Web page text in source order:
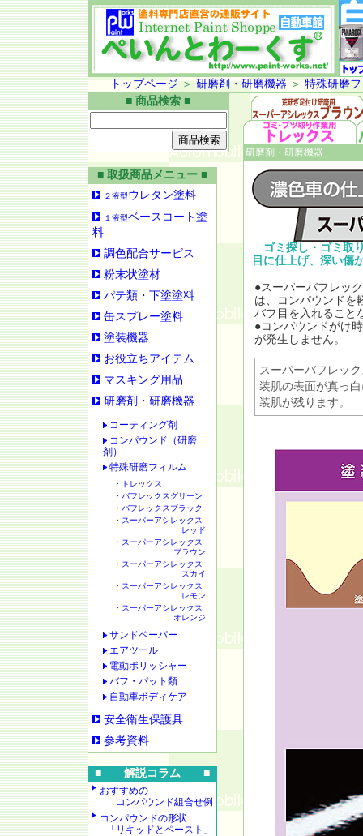
トップページ ＞ 研磨剤・研磨機器 ＞ 特殊研磨
■ 商品検索 ■
■ 取扱商品メニュー ■
２液型ウレタン塗料
１液型ベースコート塗
料
調色配合サービス
粉末状塗材
パテ類・下塗塗料
缶スプレー塗料
塗装機器
お役立ちアイテム
マスキング用品
研磨剤・研磨機器
コーティング剤
コンパウンド（研磨
剤）
特殊研磨フィルム
・トレックス
・バフレックスグリーン
・バフレックスブラック
・スーパーアシレックス
レッド
・スーパーアシレックス
ブラウン
・スーパーアシレックス
スカイ
・スーパーアシレックス
レモン
・スーパーアシレックス
オレンジ
サンドペーパー
エアツール
電動ポリッシャー
バフ・パット類
自動車ボディケア
安全衛生保護具
参考資料
■ 解説コラム ■
おすすめの
コンパウンド組合せ例
コンパウンドの形状
「リキッドとペースト」
研磨剤・研磨機器
ゴミ探し・ゴミ取
目に仕上げ、深い傷
●スーパーバフレッ
は、コンパウンドを
バフ目を入れること
●コンパウンドがけ
が発生しません。
スーパーバフレッ
装肌の表面が真っ
装肌が残ります。